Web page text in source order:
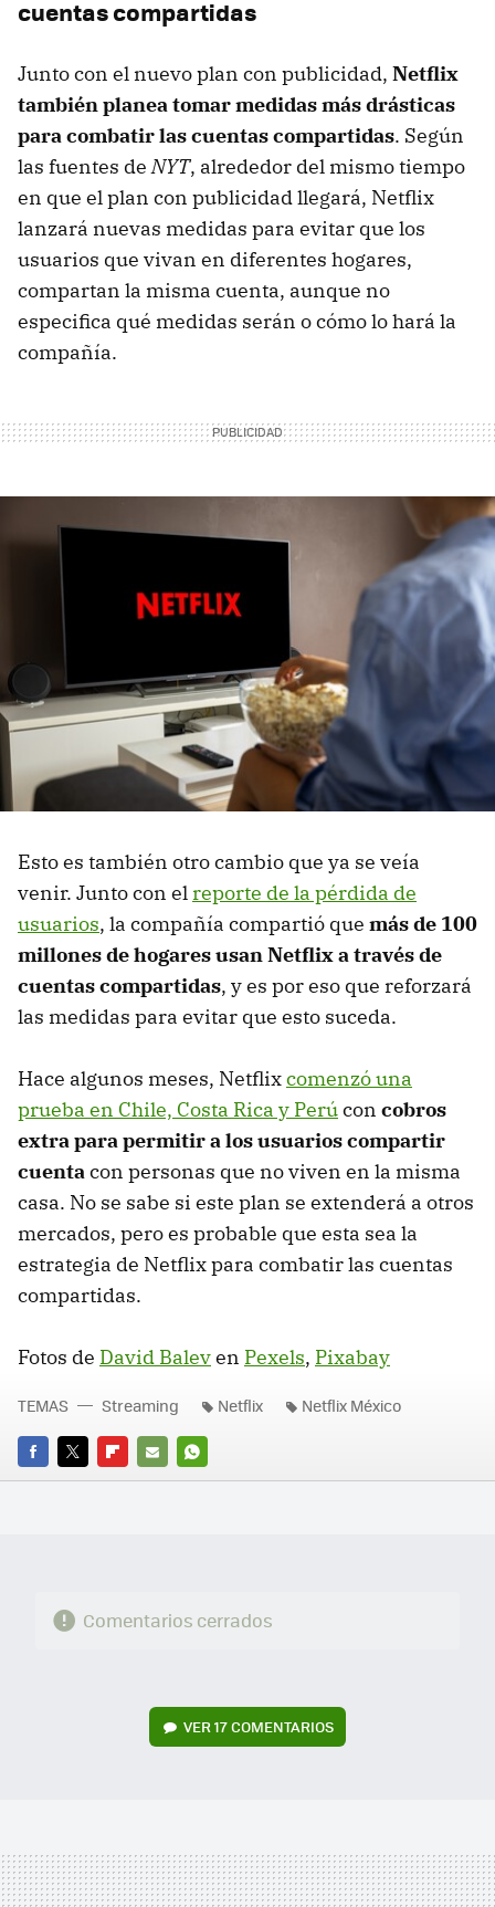
cuentas compartidas
Junto con el nuevo plan con publicidad, Netflix
también planea tomar medidas más drásticas
para combatir las cuentas compartidas. Según
las fuentes de NYT, alrededor del mismo tiempo
en que el plan con publicidad llegará, Netflix
lanzará nuevas medidas para evitar que los
usuarios que vivan en diferentes hogares,
compartan la misma cuenta, aunque no
especifica qué medidas serán o cómo lo hará la
compañía.
Esto es también otro cambio que ya se veía
venir. Junto con elreporte de la pérdida de
usuarios, la compañía compartió que más de 100
millones de hogares usan Netflixa través de
cuentas compartidas, y es por eso que reforzará
las medidas para evitar que esto suceda.
Hace algunos meses, Netflixcomenzó una
prueba en Chile, Costa Rica y Perúcon cobros
extra para permitir a los usuarios compartir
cuentacon personas que no viven en la misma
casa. No se sabe si este plan se extenderá a otros
mercados, pero es probable que esta sea la
estrategia de Netflix para combatir las cuentas
compartidas.
Fotos de David Baleven Pexels, Pixabay
FACEBOOK
TWITTERFLIPBOARD
E-
WHATSAPP
TEMAS Streaming Netflix Netflix México
Comentarios cerrados
VER17 COMENTARIOS